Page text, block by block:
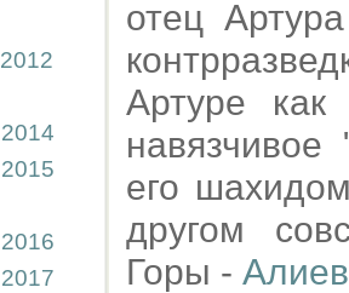
2012
2014
2015
2016
2017
отец
Артуре
его
другом
Горы -